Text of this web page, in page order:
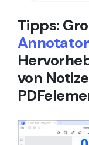
Tipps:
Annotator
von